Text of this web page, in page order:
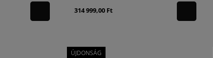
314 999,00 Ft
ÚJDONSÁG